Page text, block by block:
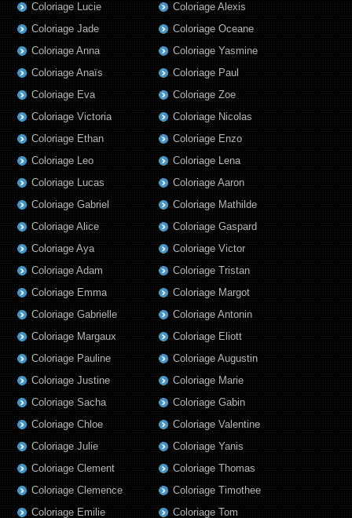
Coloriage Lucie
Coloriage Jade
Coloriage Anna
Coloriage Anaïs
Coloriage Eva
Coloriage Victoria
Coloriage Ethan
Coloriage Leo
Coloriage Lucas
Coloriage Gabriel
Coloriage Alice
Coloriage Aya
Coloriage Adam
Coloriage Emma
Coloriage Gabrielle
Coloriage Alexis
Coloriage Oceane
Coloriage Yasmine
Coloriage Paul
Coloriage Zoe
Coloriage Nicolas
Coloriage Enzo
Coloriage Lena
Coloriage Aaron
Coloriage Mathilde
Coloriage Gaspard
Coloriage Victor
Coloriage Tristan
Coloriage Margot
Coloriage Antonin
Coloriage Margaux
Coloriage Pauline
Coloriage Justine
Coloriage Sacha
Coloriage Chloe
Coloriage Julie
Coloriage Clement
Coloriage Clemence
Coloriage Emilie
Coloriage Eliott
Coloriage Augustin
Coloriage Marie
Coloriage Gabin
Coloriage Valentine
Coloriage Yanis
Coloriage Thomas
Coloriage Timothee
Coloriage Tom